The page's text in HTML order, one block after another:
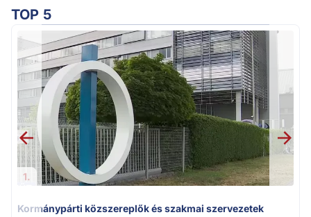
TOP 5
1.
Kormánypárti közszereplők és szakmai szervezetek